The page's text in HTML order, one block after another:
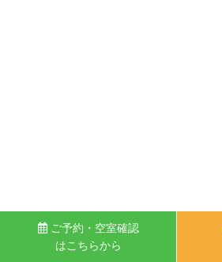
ご予約・空室確認
はこちらから